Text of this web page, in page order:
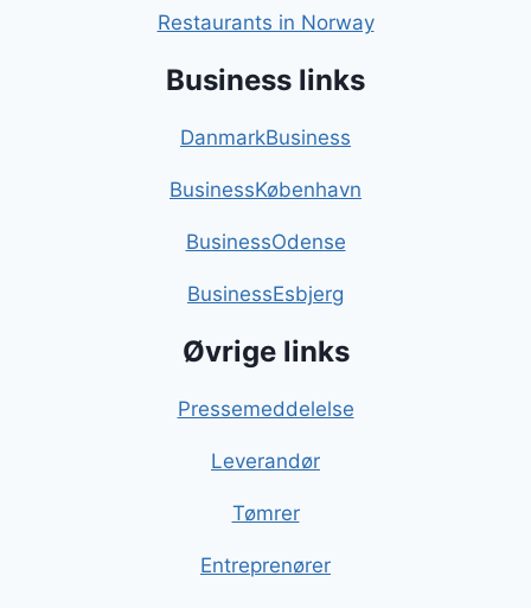
Restaurants in Norway
Business links
DanmarkBusiness
BusinessKøbenhavn
BusinessOdense
BusinessEsbjerg
Øvrige links
Pressemeddelelse
Leverandør
Tømrer
Entreprenører